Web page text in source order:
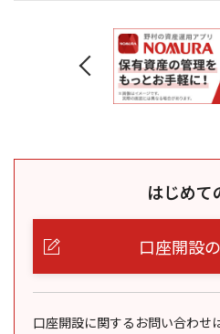
はじめて
口座開設
口座開設に関するお問い合わせ